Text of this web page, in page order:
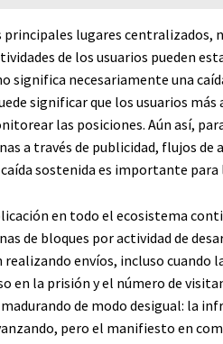
lugares centralizados,
de los usuarios pueden
significa necesariamente una
significar que los usuarios más
las posiciones. Aún así,
a través de publicidad, flujos de
sostenida es importante
en todo el ecosistema
de bloques por actividad de
envíos, incluso cuando
en la prisión y el número de
de modo desigual: la
pero el manifiesto en